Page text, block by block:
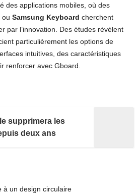
des applications mobiles, où des
ou Samsung Keyboard cherchent
par l’innovation. Des études révèlent
particulièrement les options de
intuitives, des caractéristiques
renforcer avec Gboard.
supprimera les
deux ans
à un design circulaire